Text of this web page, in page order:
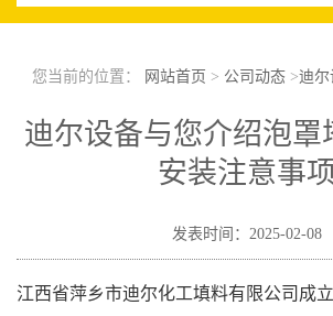
您当前的位置： 网站首页 > 公司动态>迪尔
盘
迪尔设备与您介绍泡罩
安装注意事项
发表时间：2025-02-08
江西省萍乡市迪尔化工填料有限公司成